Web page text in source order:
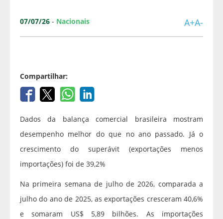
07/07/26 - Nacionais A+A-
Compartilhar:
Dados da balança comercial brasileira mostram
desempenho melhor do que no ano passado. Já o
crescimento do superávit (exportações menos
importações) foi de 39,2%
Na primeira semana de julho de 2026, comparada a
julho do ano de 2025, as exportações cresceram 40,6%
e somaram US$ 5,89 bilhões. As importações